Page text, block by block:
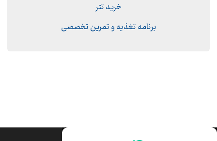
خرید تتر
برنامه تغذیه و تمرین تخصصی